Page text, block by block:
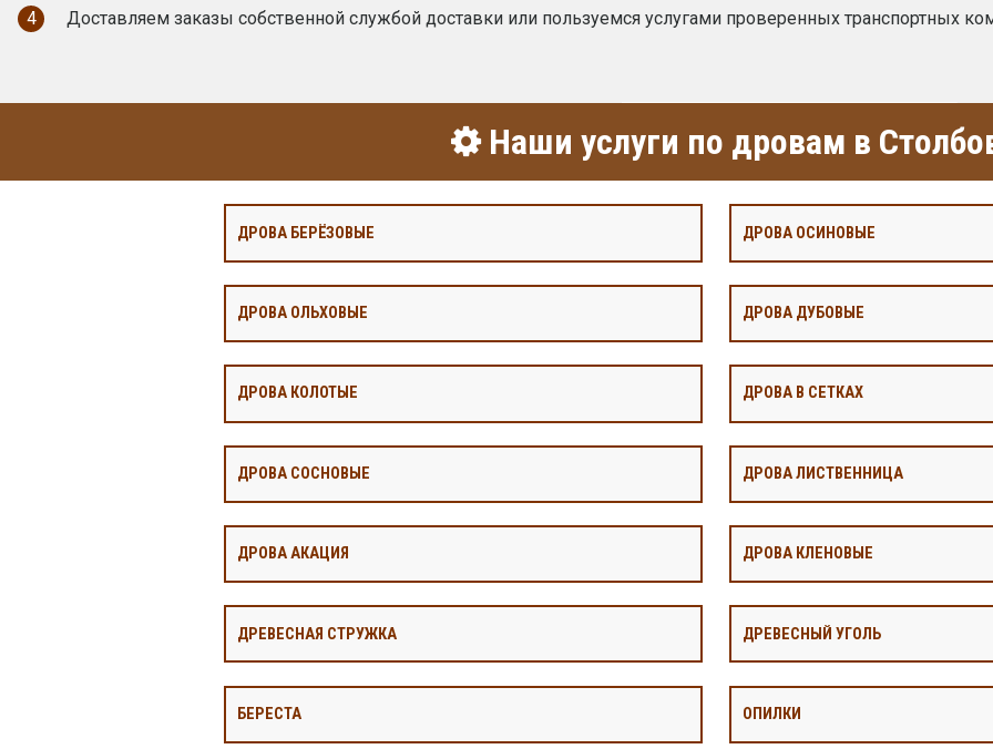
4
Доставляем заказы собственной службой доставки или пользуемся услугами проверенных транспортных
Наши услуги по дровам в
ДРОВА БЕРЁЗОВЫЕ ДРОВА ОСИНОВЫЕ
ДРОВА ОЛЬХОВЫЕ ДРОВА ДУБОВЫЕ
ДРОВА КОЛОТЫЕ ДРОВА В СЕТКАХ
ДРОВА СОСНОВЫЕ ДРОВА ЛИСТВЕННИЦА
ДРОВА АКАЦИЯ ДРОВА КЛЕНОВЫЕ
ДРЕВЕСНАЯ СТРУЖКА ДРЕВЕСНЫЙ УГОЛЬ
БЕРЕСТА ОПИЛКИ